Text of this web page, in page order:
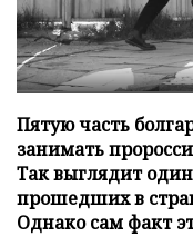
Пятую часть
занимать
Так выглядит
прошедших в
Однако сам факт